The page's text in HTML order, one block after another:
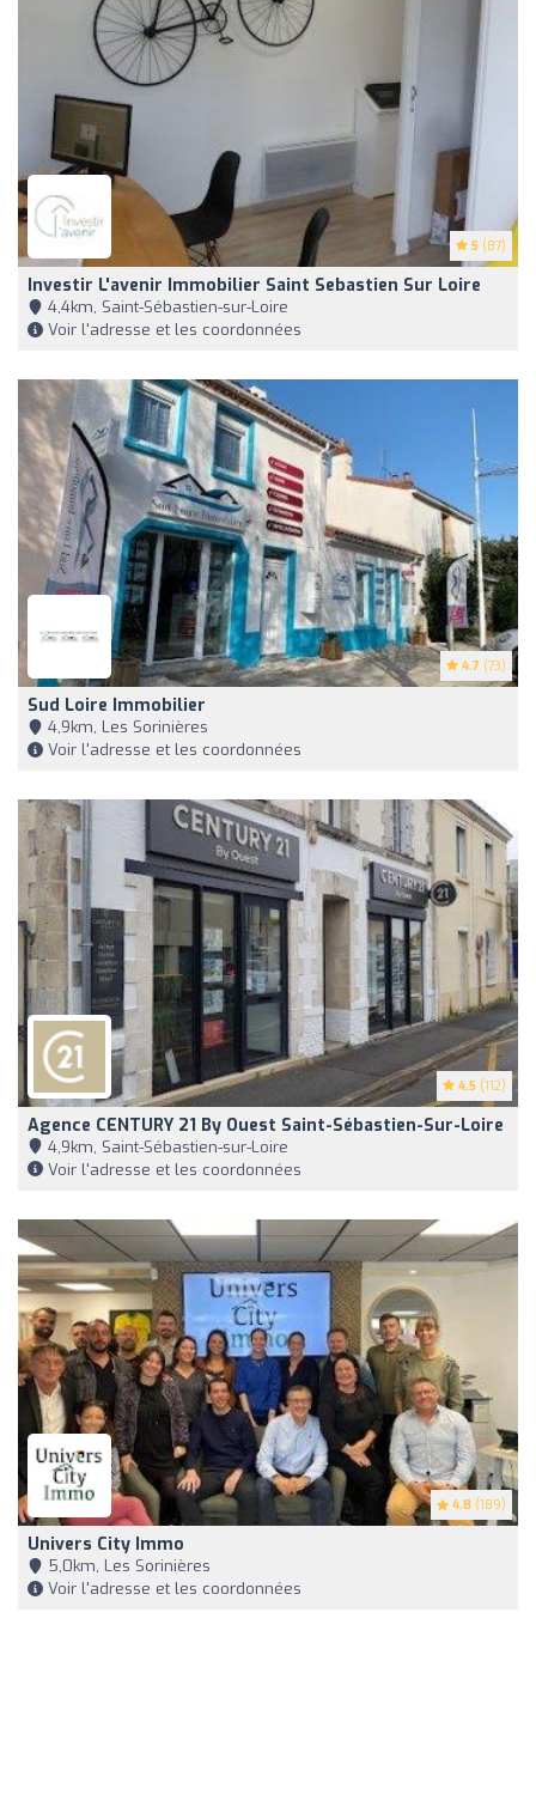
5 (87)
Investir L'avenir Immobilier Saint Sebastien Sur Loire
4,4km, Saint-Sébastien-sur-Loire
Voir l'adresse et les coordonnées
4.7 (73)
Sud Loire Immobilier
4,9km, Les Sorinières
Voir l'adresse et les coordonnées
4.5 (112)
Agence CENTURY 21 By Ouest Saint-Sébastien-Sur-Loire
4,9km, Saint-Sébastien-sur-Loire
Voir l'adresse et les coordonnées
4.8 (189)
Univers City Immo
5,0km, Les Sorinières
Voir l'adresse et les coordonnées